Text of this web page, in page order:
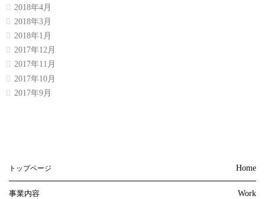
2018年4月
2018年3月
2018年1月
2017年12月
2017年11月
2017年10月
2017年9月
トップページ Home
事業内容 Work